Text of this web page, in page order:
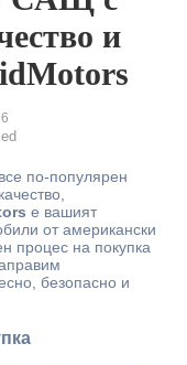
и
по-популярен
е вашият
от американски
процес на покупка
безопасно и